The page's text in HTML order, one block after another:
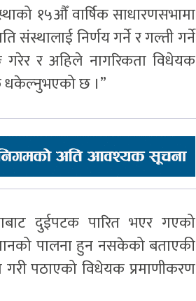
१५औँ वार्षिक साधारणसभामा
संस्थालाई निर्णय गर्ने र गल्ती गर्ने
गरेर र अहिले नागरिकता विधेयक
धकेल्नुभएको छ ।”
दुईपटक पारित भएर गएको
पालना हुन नसकेको बताएकी
गरी पठाएको विधेयक प्रमाणीकरण